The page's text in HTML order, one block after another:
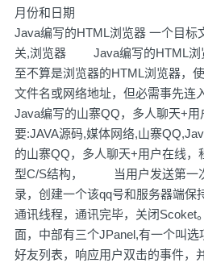
月份和日期
Java编写的HTML浏览器 一个目标
关,浏览器 Java编写的HTML浏
至不算是浏览器的HTML浏览器
文件名或网络地址，但必需事先连
Java编写的山寨QQ，多人聊天+
要:JAVA源码,媒体网络,山寨
的山寨QQ，多人聊天+用户在线，
型C/S结构， 当用户发送第一
录，创建一个该qq号和服务器端保
通讯线程，通讯完毕，关闭
面，中部有三个JPanel,有一个叫
好友列表，响应用户双击的事件，